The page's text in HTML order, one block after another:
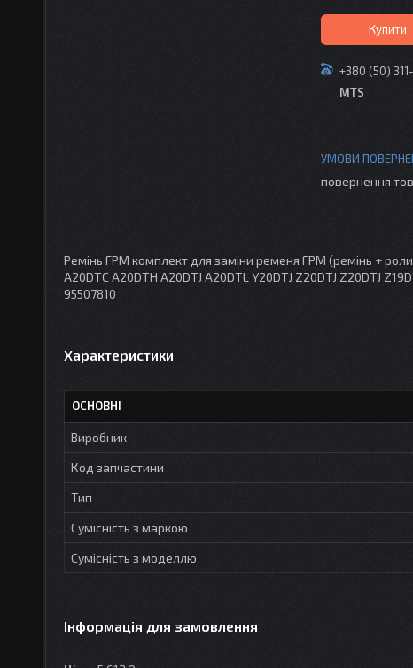
Купити
+380 (50)
MTS
повернення
Ремінь ГРМ комплект для заміни ременя ГРМ (ремінь +
A20DTC A20DTH A20DTJ A20DTL Y20DTJ Z20DTJ Z20DTJ
95507810
Характеристики
ОСНОВНІ
Виробник
Код запчастини
Тип
Сумісність з маркою
Сумісність з моделлю
Інформація для замовлення